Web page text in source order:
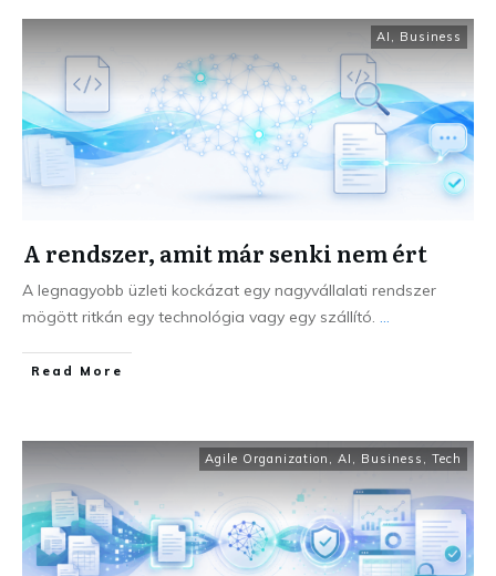
AI Business
A rendszer, amit már senki nem ért
A legnagyobb üzleti kockázat egy nagyvállalati rendszer
mögött ritkán egy technológia vagy egy szállító. ...
Read More
Agile Organization AI Business Tech